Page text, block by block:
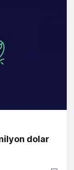
dolar